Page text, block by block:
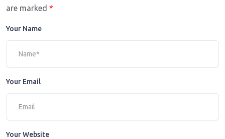
are marked *
Your Name
Your Email
Your Website